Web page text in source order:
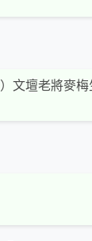
文壇老將麥梅